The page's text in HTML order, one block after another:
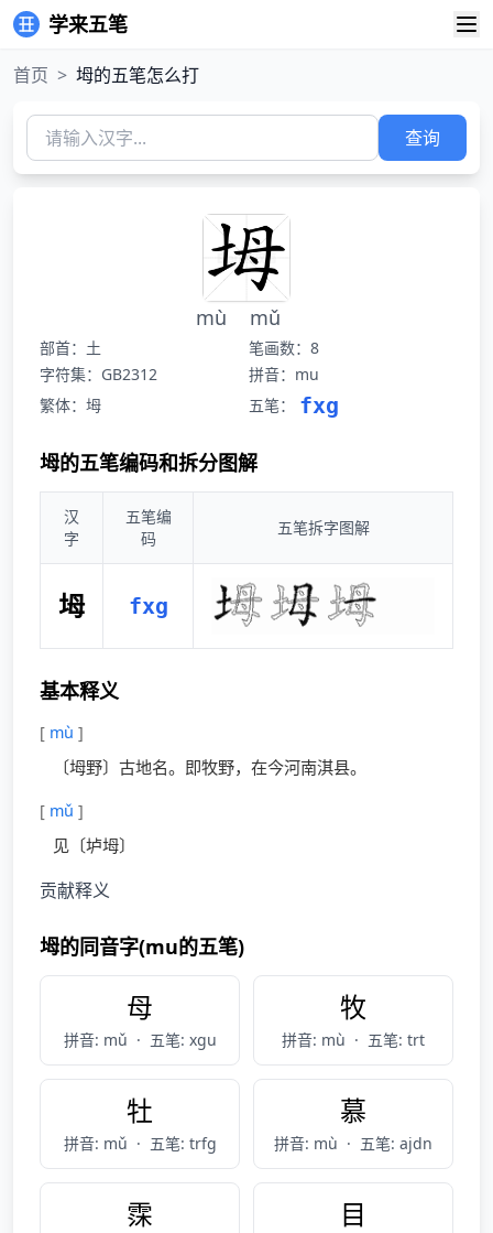
学来五笔
首页 > 坶的五笔怎么打
查询
mù mǔ
部首：土
笔画数：8
字符集：GB2312
拼音：mu
繁体：坶
五笔： fxg
坶的五笔编码和拆分图解
汉
字
五笔编
码
五笔拆字图解
坶 fxg
基本释义
[ mù ]
〔坶野〕古地名。即牧野，在今河南淇县。
[ mǔ ]
见〔垆坶〕
贡献释义
坶的同音字(mu的五笔)
母
拼音: mǔ · 五笔: xgu
牧
拼音: mù · 五笔: trt
牡
拼音: mǔ · 五笔: trfg
慕
拼音: mù · 五笔: ajdn
霂 目